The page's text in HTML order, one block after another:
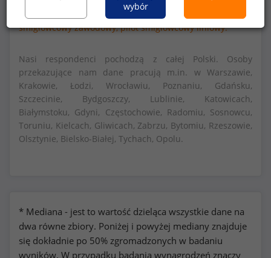
Raport powstał w oparciu o dane dla stanowisk:
pilot
śmigłowcowy zawodowy, pilot śmigłowcowy liniowy.
Nasi respondenci pochodzą z całej Polski. Osoby
przekazujące nam dane pracują m.in. w Warszawie,
Krakowie, Łodzi, Wrocławiu, Poznaniu, Gdańsku,
Szczecinie, Bydgoszczy, Lublinie, Katowicach,
Białymstoku, Gdyni, Częstochowie, Radomiu, Sosnowcu,
Toruniu, Kielcach, Gliwicach, Zabrzu, Bytomiu, Rzeszowie,
Olsztynie, Bielsko-Białej, Tychach, Opolu.
* Mediana - jest to wartość dzieląca wszystkie dane na
dwa równe zbiory. Poniżej i powyżej mediany znajduje
się dokładnie po 50% zgromadzonych w badaniu
wyników. W przypadku badania wynagrodzeń znaczy
wybór